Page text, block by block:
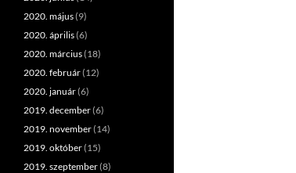
2020. május(9)
2020. április(6)
2020. március(18)
2020. február(12)
2020. január(6)
2019. december(6)
2019. november(14)
2019. október(15)
2019. szeptember(8)